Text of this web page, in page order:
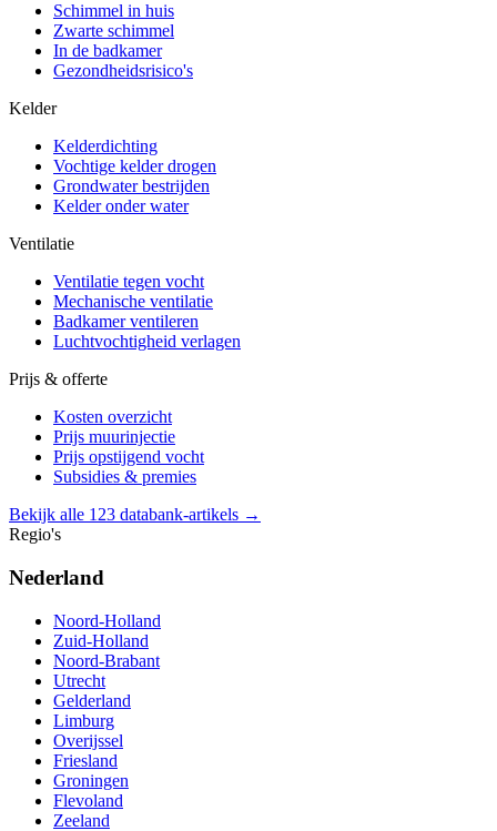
Schimmel in huis
Zwarte schimmel
In de badkamer
Gezondheidsrisico's
Kelder
Kelderdichting
Vochtige kelder drogen
Grondwater bestrijden
Kelder onder water
Ventilatie
Ventilatie tegen vocht
Mechanische ventilatie
Badkamer ventileren
Luchtvochtigheid verlagen
Prijs & offerte
Kosten overzicht
Prijs muurinjectie
Prijs opstijgend vocht
Subsidies & premies
Bekijk alle 123 databank-artikels →
Regio's
Nederland
Noord-Holland
Zuid-Holland
Noord-Brabant
Utrecht
Gelderland
Limburg
Overijssel
Friesland
Groningen
Flevoland
Zeeland